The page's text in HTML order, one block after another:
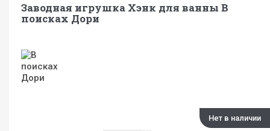
Заводная игрушка Хэнк для ванны В
поисках Дори
Нет в наличии